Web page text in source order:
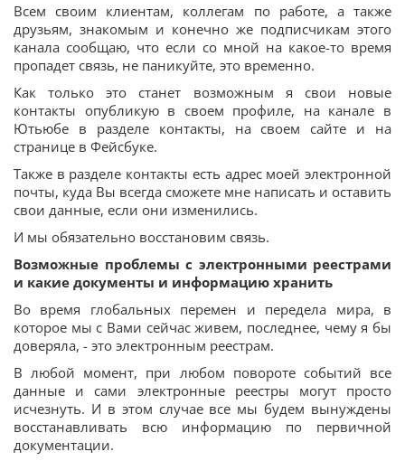
Всем своим клиентам, коллегам по работе, а также
друзьям, знакомым и конечно же подписчикам этого
канала сообщаю, что если со мной на какое-то время
пропадет связь, не паникуйте, это временно.
Как только это станет возможным я свои новые
контакты опубликую в своем профиле, на канале в
Ютьюбе в разделе контакты, на своем сайте и на
странице в Фейсбуке.
Также в разделе контакты есть адрес моей электронной
почты, куда Вы всегда сможете мне написать и оставить
свои данные, если они изменились.
И мы обязательно восстановим связь.
Возможные проблемы с электронными реестрами
и какие документы и информацию хранить
Во время глобальных перемен и передела мира, в
которое мы с Вами сейчас живем, последнее, чему я бы
доверяла, - это электронным реестрам.
В любой момент, при любом повороте событий все
данные и сами электронные реестры могут просто
исчезнуть. И в этом случае все мы будем вынуждены
восстанавливать всю информацию по первичной
документации.